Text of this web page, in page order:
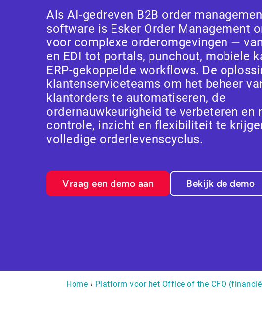
Als AI-gedreven B2B order
software is Esker Order Management
voor complexe orderomgevingen —
en EDI tot portals, punchout, mobiele
ERP-gekoppelde workflows. De
klantenserviceteams om het beheer
klantorders te automatiseren, de
ordernauwkeurigheid te verbeteren en
controle, inzicht en flexibiliteit te
volledige orderlevenscyclus.
Vraag een demo aan Bekijk de demo
Home › Platform voor het Office of the CFO